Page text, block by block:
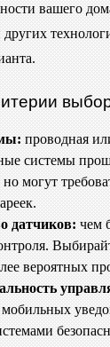
вашего
проводная
системы
могут
датчиков: чем
вероятных